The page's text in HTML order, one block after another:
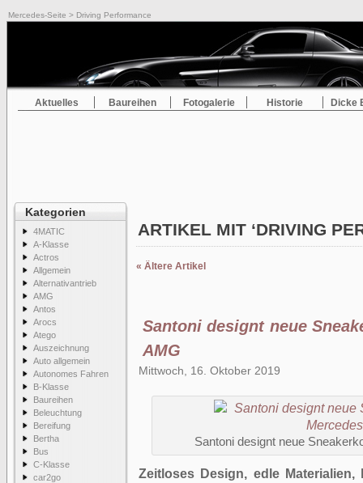
Mercedes-Seite > Driving Performance
Aktuelles Baureihen Fotogalerie Historie Dicke
Kategorien
4MATIC
A-Klasse
Actros
Allgemein
Alternativantrieb
AMG
Antos
Arocs
Atego
Auszeichnung
Auto allgemein
Autonomes Fahren
B-Klasse
Baureihen
Beleuchtung
Bereifung
Bertha
Bus
C-Klasse
car2go
ARTIKEL MIT ‘DRIVING
« Ältere Artikel
Santoni designt neue
AMG
Mittwoch, 16. Oktober 2019
Santoni designt neue
Zeitloses Design, edle